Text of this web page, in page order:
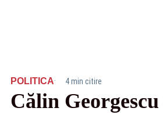
POLITICA· 4 min citire
Călin